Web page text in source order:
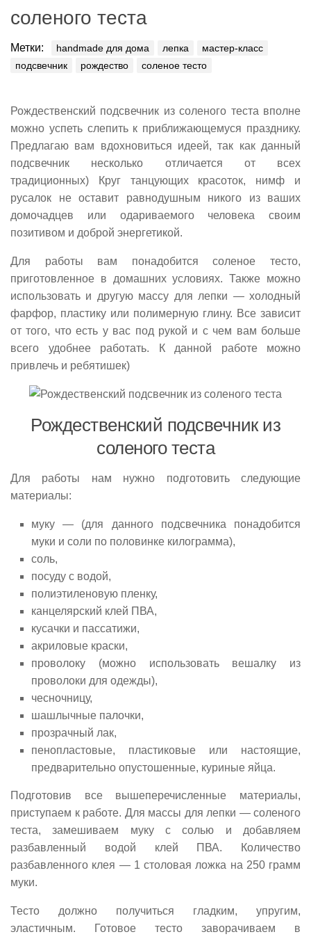
соленого теста
Метки: handmade для дома лепка
мастер-класс
подсвечник
рождество соленое тесто
Рождественский подсвечник из соленого теста вполне
можно успеть слепить к приближающемуся празднику.
Предлагаю вам вдохновиться идеей, так как данный
подсвечник несколько отличается от всех
традиционных) Круг танцующих красоток, нимф и
русалок не оставит равнодушным никого из ваших
домочадцев или одариваемого человека своим
позитивом и доброй энергетикой.
Для работы вам понадобится соленое тесто,
приготовленное в домашних условиях. Также можно
использовать и другую массу для лепки — холодный
фарфор, пластику или полимерную глину. Все зависит
от того, что есть у вас под рукой и с чем вам больше
всего удобнее работать. К данной работе можно
привлечь и ребятишек)
Рождественский подсвечник из
соленого теста
Для работы нам нужно подготовить следующие
материалы:
муку — (для данного подсвечника понадобится
муки и соли по половинке килограмма),
соль,
посуду с водой,
полиэтиленовую пленку,
канцелярский клей ПВА,
кусачки и пассатижи,
акриловые краски,
проволоку (можно использовать вешалку из
проволоки для одежды),
чесночницу,
шашлычные палочки,
прозрачный лак,
пенопластовые, пластиковые или настоящие,
предварительно опустошенные, куриные яйца.
Подготовив все вышеперечисленные материалы,
приступаем к работе. Для массы для лепки — соленого
теста, замешиваем муку с солью и добавляем
разбавленный водой клей ПВА. Количество
разбавленного клея — 1 столовая ложка на 250 грамм
муки.
Тесто должно получиться гладким, упругим,
эластичным. Готовое тесто заворачиваем в